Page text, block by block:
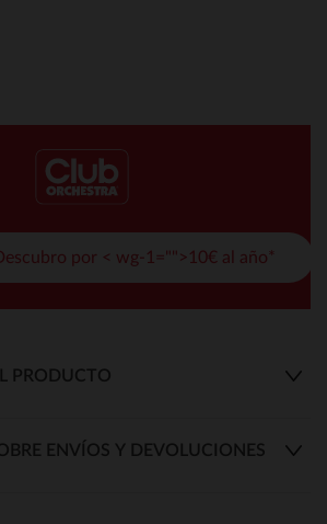
por < wg-1="">10€ al año*
PRODUCTO
ENVÍOS Y DEVOLUCIONES